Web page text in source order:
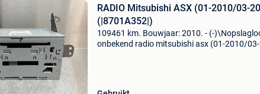
RADIO Mitsubishi ASX (01-2010/03-
(|8701A352|)
109461 km. Bouwjaar: 2010. - (-
onbekend radio mitsubishi asx (01-2010/